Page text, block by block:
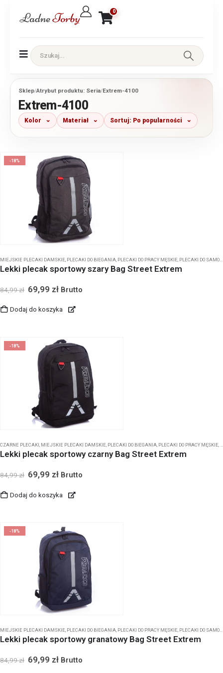
0
Sklep/Atrybut produktu: Seria/Extrem-4100
Extrem-4100
Kolor Materiał Sortuj: Po popularności
-18%
MIEJSKIE PLECAKI DAMSKIE PLECAKI DO BIEGANIA PLECAKI DO PRACY MĘSKIE PLECAKI DO SAMOLOTU
Lekki plecak sportowy szary Bag Street Extrem
84,99zł 69,99 zł Brutto
Dodaj do koszyka
-18%
CZARNE PLECAKI MIEJSKIE PLECAKI DAMSKIE PLECAKI DO BIEGANIA PLECAKI DO PRACY MĘSKIE
Lekki plecak sportowy czarny Bag Street Extrem
84,99zł 69,99 zł Brutto
Dodaj do koszyka
-18%
MIEJSKIE PLECAKI DAMSKIE PLECAKI DO BIEGANIA PLECAKI DO PRACY MĘSKIE PLECAKI DO SAMOLOTU
Lekki plecak sportowy granatowy Bag Street Extrem
84,99zł 69,99 zł Brutto